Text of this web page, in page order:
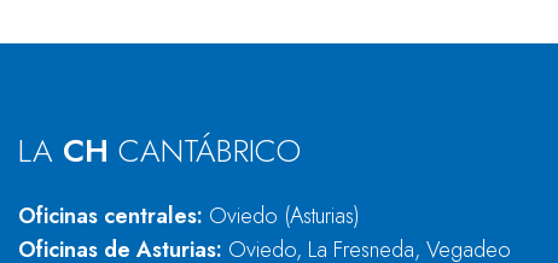
LA CH CANTÁBRICO
Oficinas centrales: Oviedo (Asturias)
Oficinas de Asturias: Oviedo, La Fresneda, Vegadeo